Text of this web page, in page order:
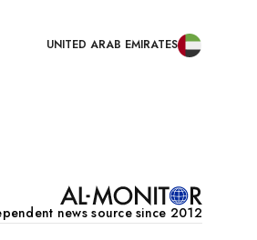
UNITED ARAB EMIRATES
news source since 2012